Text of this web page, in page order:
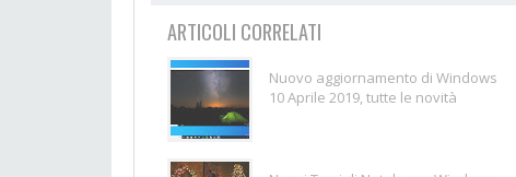
ARTICOLI CORRELATI
Nuovo aggiornamento di Windows
10 Aprile 2019, tutte le novità